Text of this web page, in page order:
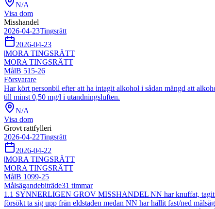
N/A
Visa dom
Misshandel
2026-04-23Tingsrätt
2026-04-23
|MORA TINGSRÄTT
MORA TINGSRÄTT
MålB 515-26
Försvarare
Har kört personbil efter att ha intagit alkohol i sådan mängd att
till minst 0,50 mg/l i utandningsluften.
N/A
Visa dom
Grovt rattfylleri
2026-04-22Tingsrätt
2026-04-22
|MORA TINGSRÄTT
MORA TINGSRÄTT
MålB 1099-25
Målsägandebiträde31 timmar
1.1 SYNNERLIGEN GROV MISSHANDEL NN har knuffat, tagit
försökt ta sig upp från eldstaden medan NN har hållit fast/ned